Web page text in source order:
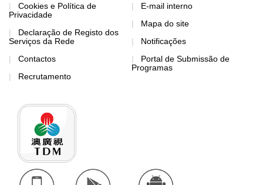
Cookies e Política de
Privacidade
Declaração de Registo dos
Serviços da Rede
Contactos
Recrutamento
E-mail interno
Mapa do site
Notificações
Portal de Submissão de
Programas